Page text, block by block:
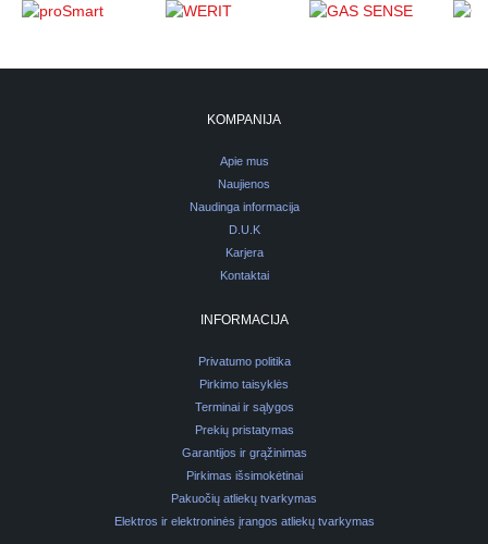
KOMPANIJA
Apie mus
Naujienos
Naudinga informacija
D.U.K
Karjera
Kontaktai
INFORMACIJA
Privatumo politika
Pirkimo taisyklės
Terminai ir sąlygos
Prekių pristatymas
Garantijos ir grąžinimas
Pirkimas išsimokėtinai
Pakuočių atliekų tvarkymas
Elektros ir elektroninės įrangos atliekų tvarkymas